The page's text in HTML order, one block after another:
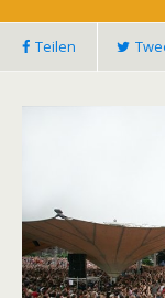
Teilen